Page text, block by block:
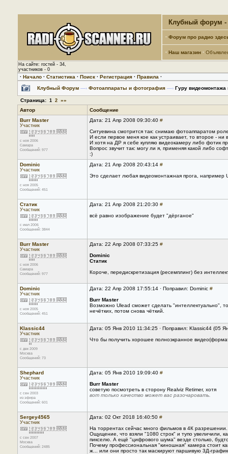
Клубный форум -
· Форум про радио
· Наш магазин ·
На сайте: гостей - 34,
участников - 0
· Начало · Статистика · Поиск · Регистрация · Правила ·
Клубный Форум —› Фотоаппараты и фотография —› Гуру видеомонтажа
Страница: 1 2 »»
Автор
Сообщение
Burr Master
Участник
с ноя 2006
Самара
Сообщений: 977
Дата: 21 Апр 2008 09:30:40 #
Ситуевина смотрится так: снимаю фотоаппаратом
И если первое меня кое как устраивает, то второе - ни
И хотя на ДР я себе купляю видеокамеру либо фотик
Вопрос звучит так: могу ли я, применяя какой либо
:)
Dominic
Участник
с ноя 2005
Сообщений: 451
Дата: 21 Апр 2008 20:43:14 #
Это сделает любая видеомонтажная прога, например
Статик
Участник
с июл 2006
Сообщений: 3844
Дата: 21 Апр 2008 21:20:30 #
всё равно изображение будет "дёрганое"
Burr Master
Участник
с ноя 2006
Самара
Сообщений: 977
Дата: 22 Апр 2008 07:33:25 #
Dominic
Статик
Короче, передискретизация (ресемплинг) без
Dominic
Участник
с ноя 2005
Сообщений: 451
Дата: 22 Апр 2008 17:55:14 · Поправил: Dominic #
Burr Master
Возможно Ulead сможет сделать "интеллектуально",
нечётких, потом снова чёткий.
Klassic44
Участник
с дек 2009
Москва
Сообщений: 73
Дата: 05 Янв 2010 11:34:25 · Поправил: Klassic44 (05
Что бы получить хорошее полноэкранное
Shephard
Участник
с сен 2003
из эфира
Сообщений: 601
Дата: 05 Янв 2010 19:09:40 #
Burr Master
советую посмотреть в сторону Realviz Retimer, хотя
вот только качество может вас разочаровать.
Sergey4565
Участник
с сен 2007
Москва
Сообщений: 2485
Дата: 02 Окт 2018 16:40:50 #
На торрентах сейчас много фильмов в 4К разрешении.
Ощущение, что взяли "1080 строк" и тупо увеличили,
пикселю. А ещё "цифрового шума" везде столько,
Почему профессиональная "киношная" камера стоит
ж... или они просто так маскируют паршивую 3Д-